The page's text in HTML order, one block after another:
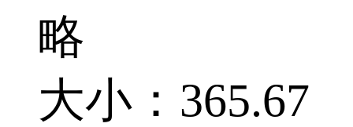
略
大小：365.67